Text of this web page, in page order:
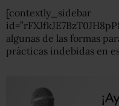
[contextly_sidebar
algunas de las formas
prácticas indebidas en